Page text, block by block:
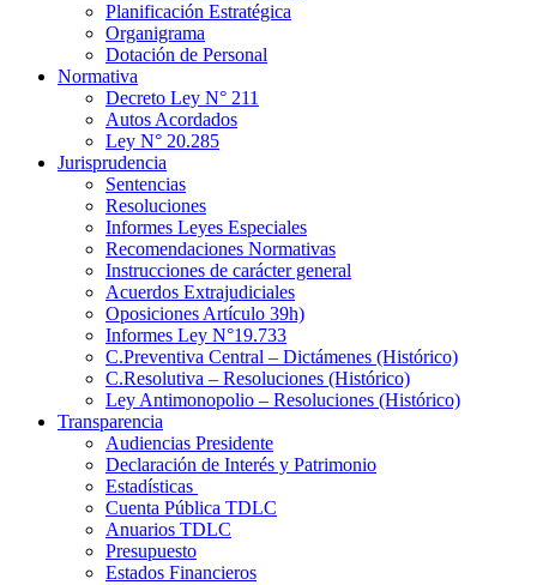
Planificación Estratégica
Organigrama
Dotación de Personal
Normativa
Decreto Ley N° 211
Autos Acordados
Ley N° 20.285
Jurisprudencia
Sentencias
Resoluciones
Informes Leyes Especiales
Recomendaciones Normativas
Instrucciones de carácter general
Acuerdos Extrajudiciales
Oposiciones Artículo 39h)
Informes Ley N°19.733
C.Preventiva Central – Dictámenes (Histórico)
C.Resolutiva – Resoluciones (Histórico)
Ley Antimonopolio – Resoluciones (Histórico)
Transparencia
Audiencias Presidente
Declaración de Interés y Patrimonio
Estadísticas
Cuenta Pública TDLC
Anuarios TDLC
Presupuesto
Estados Financieros